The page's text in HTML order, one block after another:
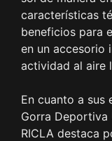
características
beneficios para
en un accesorio
actividad al aire
En cuanto a sus
Gorra
RICLA destaca